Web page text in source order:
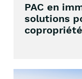
PAC en
solutions